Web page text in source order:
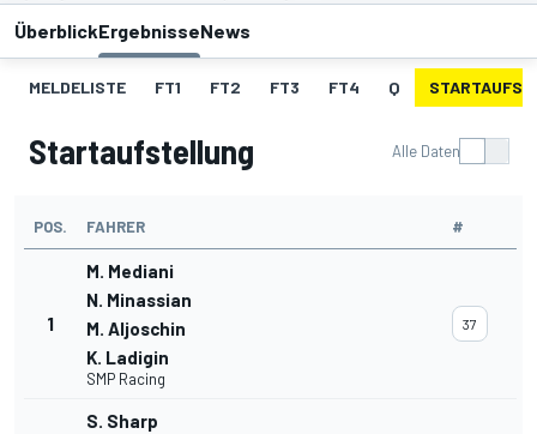
ÜberblickErgebnisseNews
MELDELISTE FT1 FT2 FT3 FT4 Q
Startaufstellung Alle Daten
POS. FAHRER #
1
M. Mediani
N. Minassian
M. Aljoschin
K. Ladigin
SMP Racing
37
S. Sharp